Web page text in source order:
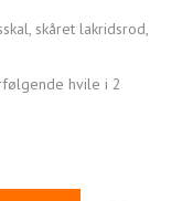
skåret lakridsrod,
hvile i 2